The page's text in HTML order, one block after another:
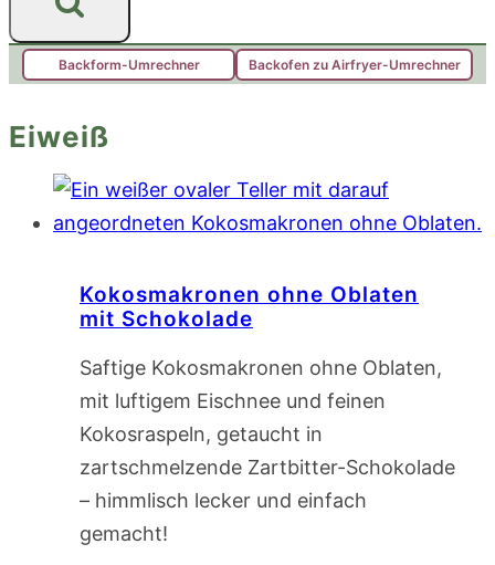
Backform-Umrechner Backofen zu Airfryer-Umrechner
Eiweiß
Kokosmakronen ohne Oblaten
mit Schokolade
Saftige Kokosmakronen ohne Oblaten,
mit luftigem Eischnee und feinen
Kokosraspeln, getaucht in
zartschmelzende Zartbitter-Schokolade
– himmlisch lecker und einfach
gemacht!